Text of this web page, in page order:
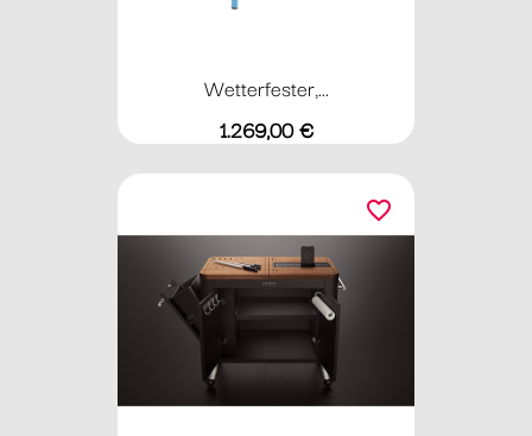
Wetterfester,...
Preis
1.269,00 €
favorite_border